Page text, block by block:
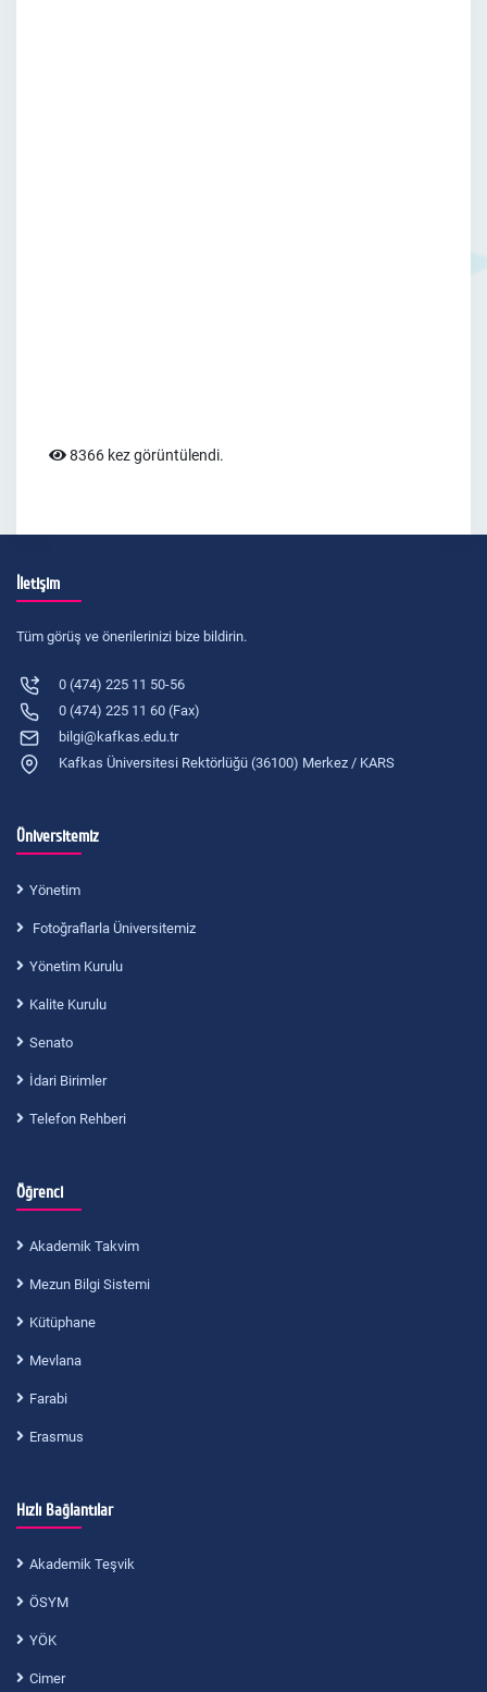
8366 kez görüntülendi.
İletişim
Tüm görüş ve önerilerinizi bize bildirin.
0 (474) 225 11 50-56
0 (474) 225 11 60 (Fax)
bilgi@kafkas.edu.tr
Kafkas Üniversitesi Rektörlüğü (36100) Merkez / KARS
Üniversitemiz
Yönetim
Fotoğraflarla Üniversitemiz
Yönetim Kurulu
Kalite Kurulu
Senato
İdari Birimler
Telefon Rehberi
Öğrenci
Akademik Takvim
Mezun Bilgi Sistemi
Kütüphane
Mevlana
Farabi
Erasmus
Hızlı Bağlantılar
Akademik Teşvik
ÖSYM
YÖK
Cimer